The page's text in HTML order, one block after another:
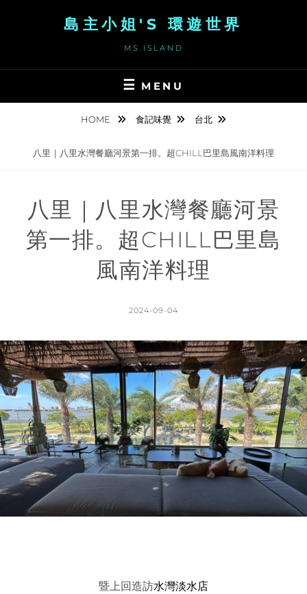
島主小姐'S 環遊世界
MS.ISLAND
MENU
HOME 食記味覺 台北
八里｜八里水灣餐廳河景第一排。超CHILL巴里島風南洋料理
八里｜八里水灣餐廳河景
第一排。超CHILL巴里島
風南洋料理
POSTED
2024-09-04
A
T
H
L
E
E
N
暨上回造訪水灣淡水店